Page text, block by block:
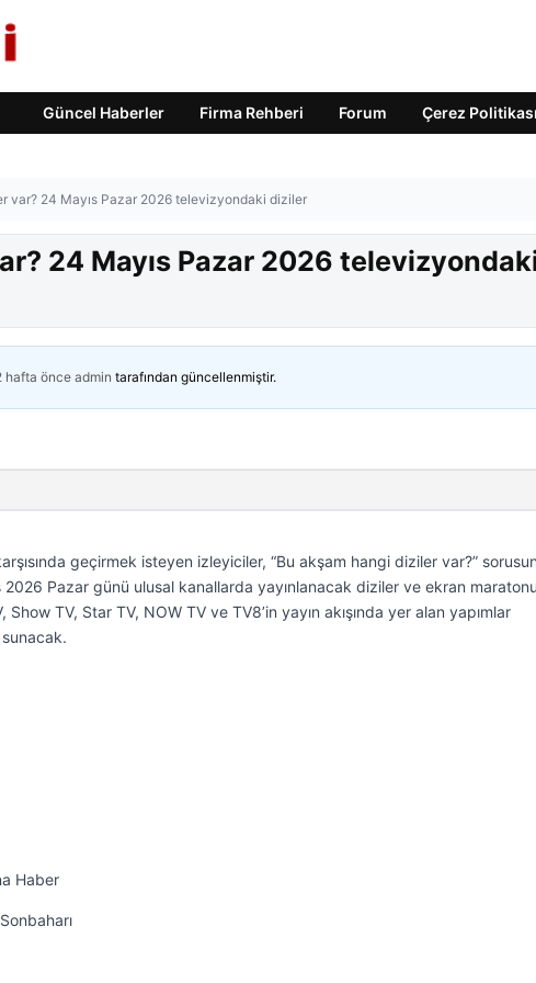
Güncel Haberler Firma Rehberi Forum Çerez Politikası
var? 24 Mayıs Pazar 2026 televizyondaki diziler
24 Mayıs Pazar 2026
hafta önceadmin tarafından güncellenmiştir.
geçirmek isteyen izleyiciler, “Bu akşam hangi diziler var?”
2026 Pazar günü ulusal kanallarda yayınlanacak diziler ve ekran maratonu
Show TV, Star TV, NOW TV ve TV8’in yayın akışında yer alan yapımlar
Haber